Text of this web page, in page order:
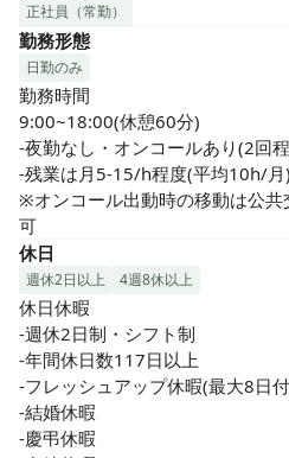
正社員（常勤）
勤務形態
日勤のみ
勤務時間
9:00~18:00(休憩60分)
-夜勤なし・オンコールあり(2回
-残業は月5-15/h程度(平均10h/月)
※オンコール出動時の移動は公共
可
休日
週休2日以上 4週8休以上
休日休暇
-週休2日制・シフト制
-年間休日数117日以上
-フレッシュアップ休暇(最大8日
-結婚休暇
-慶弔休暇